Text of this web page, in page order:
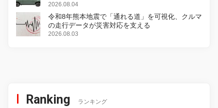
2026.08.04
令和8年熊本地震で「通れる道」を可視化、クルマ
の走行データが災害対応を支える
2026.08.03
Ranking ランキング